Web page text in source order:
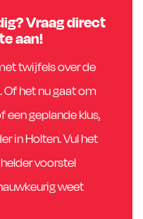
Vraag direct
aan!
twijfels over de
het nu gaat om
een geplande klus,
in Holten. Vul het
voorstel
weet